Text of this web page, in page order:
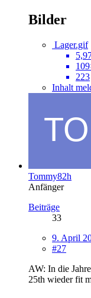
Bilder
Lager.gif
223
Inhalt
Tommy82h
Anfänger
Beiträge
33
9. April
#27
AW: In die
25th wieder fit